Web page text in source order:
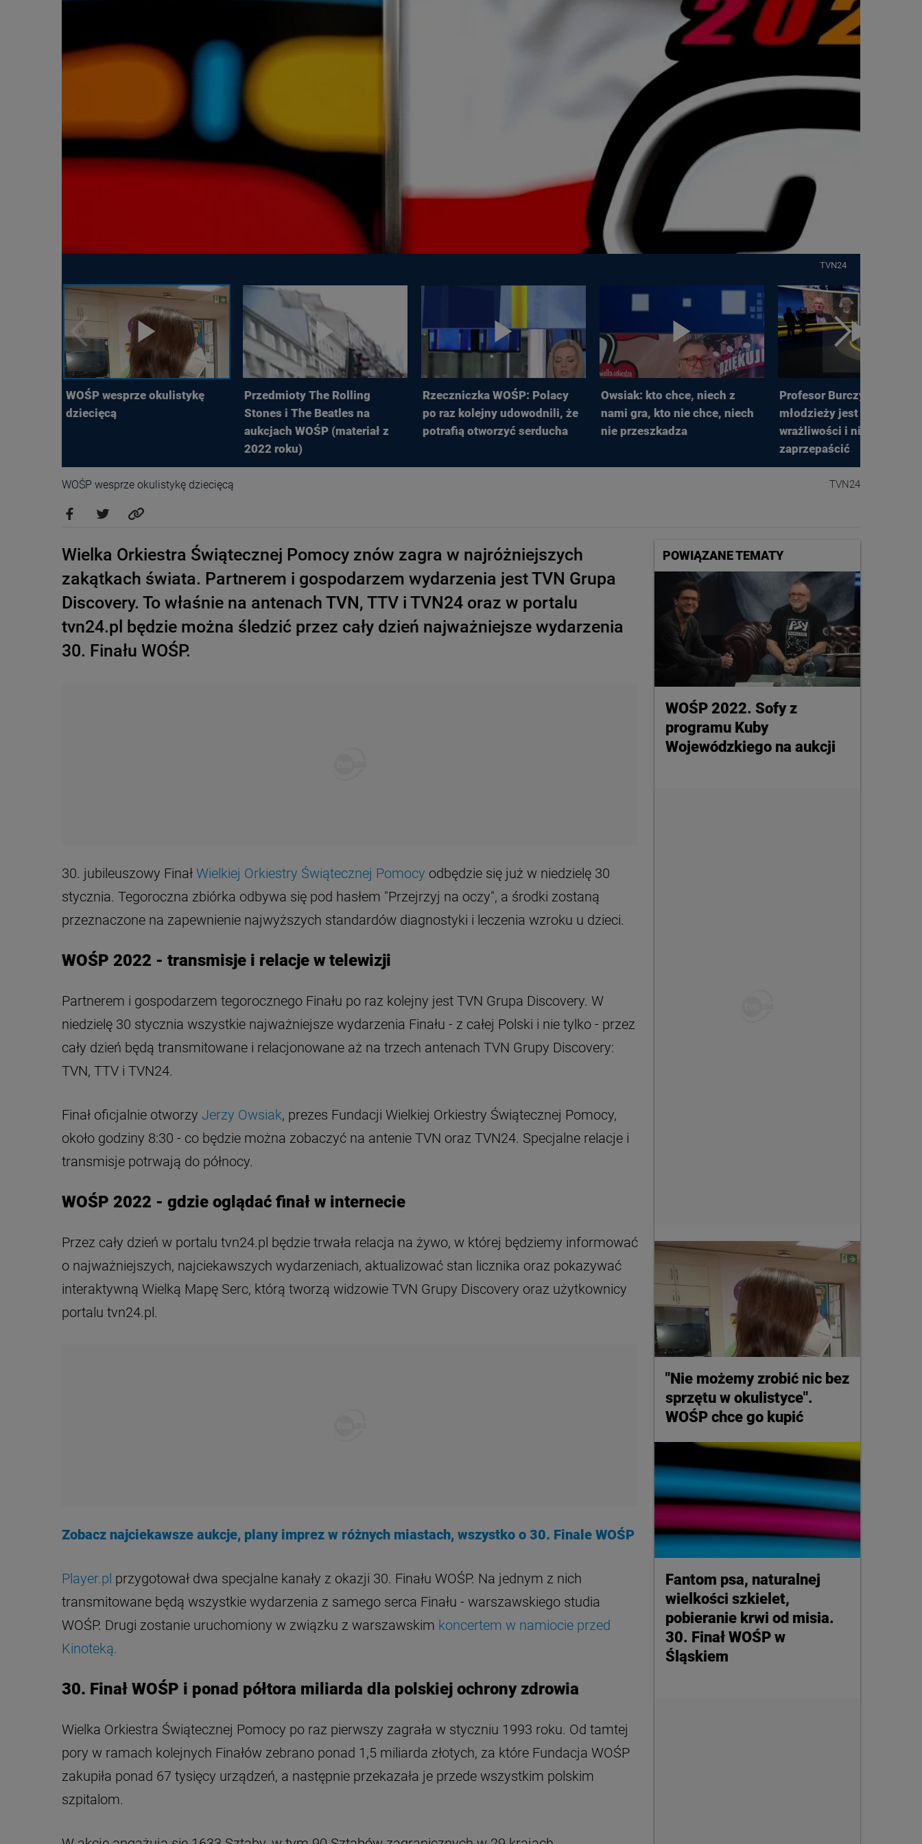
TVN24
WOŚP wesprze okulistykę
dziecięcą
Przedmioty The Rolling
Stones i The Beatles na
aukcjach WOŚP (materiał z
2022 roku)
Rzeczniczka WOŚP: Polacy
po raz kolejny udowodnili, że
potrafią otworzyć serducha
Owsiak: kto chce, niech z
nami gra, kto nie chce, niech
nie przeszkadza
Profesor Burczyński: w
młodzieży jest dużo
wrażliwości i nie można
zaprzepaścić
WOŚP wesprze okulistykę dziecięcą TVN24
Wielka Orkiestra Świątecznej Pomocy znów zagra w najróżniejszych
zakątkach świata. Partnerem i gospodarzem wydarzenia jest TVN Grupa
Discovery. To właśnie na antenach TVN, TTV i TVN24 oraz w portalu
tvn24.pl będzie można śledzić przez cały dzień najważniejsze wydarzenia
30. Finału WOŚP.
30. jubileuszowy Finał Wielkiej Orkiestry Świątecznej Pomocy odbędzie się już w niedzielę 30
stycznia. Tegoroczna zbiórka odbywa się pod hasłem "Przejrzyj na oczy", a środki zostaną
przeznaczone na zapewnienie najwyższych standardów diagnostyki i leczenia wzroku u dzieci.
WOŚP 2022 - transmisje i relacje w telewizji
Partnerem i gospodarzem tegorocznego Finału po raz kolejny jest TVN Grupa Discovery. W
niedzielę 30 stycznia wszystkie najważniejsze wydarzenia Finału - z całej Polski i nie tylko - przez
cały dzień będą transmitowane i relacjonowane aż na trzech antenach TVN Grupy Discovery:
TVN, TTV i TVN24.
Finał oficjalnie otworzy Jerzy Owsiak, prezes Fundacji Wielkiej Orkiestry Świątecznej Pomocy,
około godziny 8:30 - co będzie można zobaczyć na antenie TVN oraz TVN24. Specjalne relacje i
transmisje potrwają do północy.
WOŚP 2022 - gdzie oglądać finał w internecie
Przez cały dzień w portalu tvn24.pl będzie trwała relacja na żywo, w której będziemy informować
o najważniejszych, najciekawszych wydarzeniach, aktualizować stan licznika oraz pokazywać
interaktywną Wielką Mapę Serc, którą tworzą widzowie TVN Grupy Discovery oraz użytkownicy
portalu tvn24.pl.
Zobacz najciekawsze aukcje, plany imprez w różnych miastach, wszystko o 30. Finale WOŚP
Player.pl przygotował dwa specjalne kanały z okazji 30. Finału WOŚP. Na jednym z nich
transmitowane będą wszystkie wydarzenia z samego serca Finału - warszawskiego studia
WOŚP. Drugi zostanie uruchomiony w związku z warszawskim koncertem w namiocie przed
Kinoteką.
30. Finał WOŚP i ponad półtora miliarda dla polskiej ochrony zdrowia
Wielka Orkiestra Świątecznej Pomocy po raz pierwszy zagrała w styczniu 1993 roku. Od tamtej
pory w ramach kolejnych Finałów zebrano ponad 1,5 miliarda złotych, za które Fundacja WOŚP
zakupiła ponad 67 tysięcy urządzeń, a następnie przekazała je przede wszystkim polskim
szpitalom.
POWIĄZANE TEMATY
WOŚP 2022. Sofy z
programu Kuby
Wojewódzkiego na aukcji
"Nie możemy zrobić nic bez
sprzętu w okulistyce".
WOŚP chce go kupić
Fantom psa, naturalnej
wielkości szkielet,
pobieranie krwi od misia.
30. Finał WOŚP w
Śląskiem